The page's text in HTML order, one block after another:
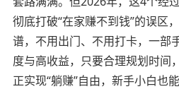
彻底打破“在家赚不到钱”的误区
谱，不用出门、不用打卡，一部
度与高收益，只要合理规划时间
正实现“躺赚”自由，新手小白也